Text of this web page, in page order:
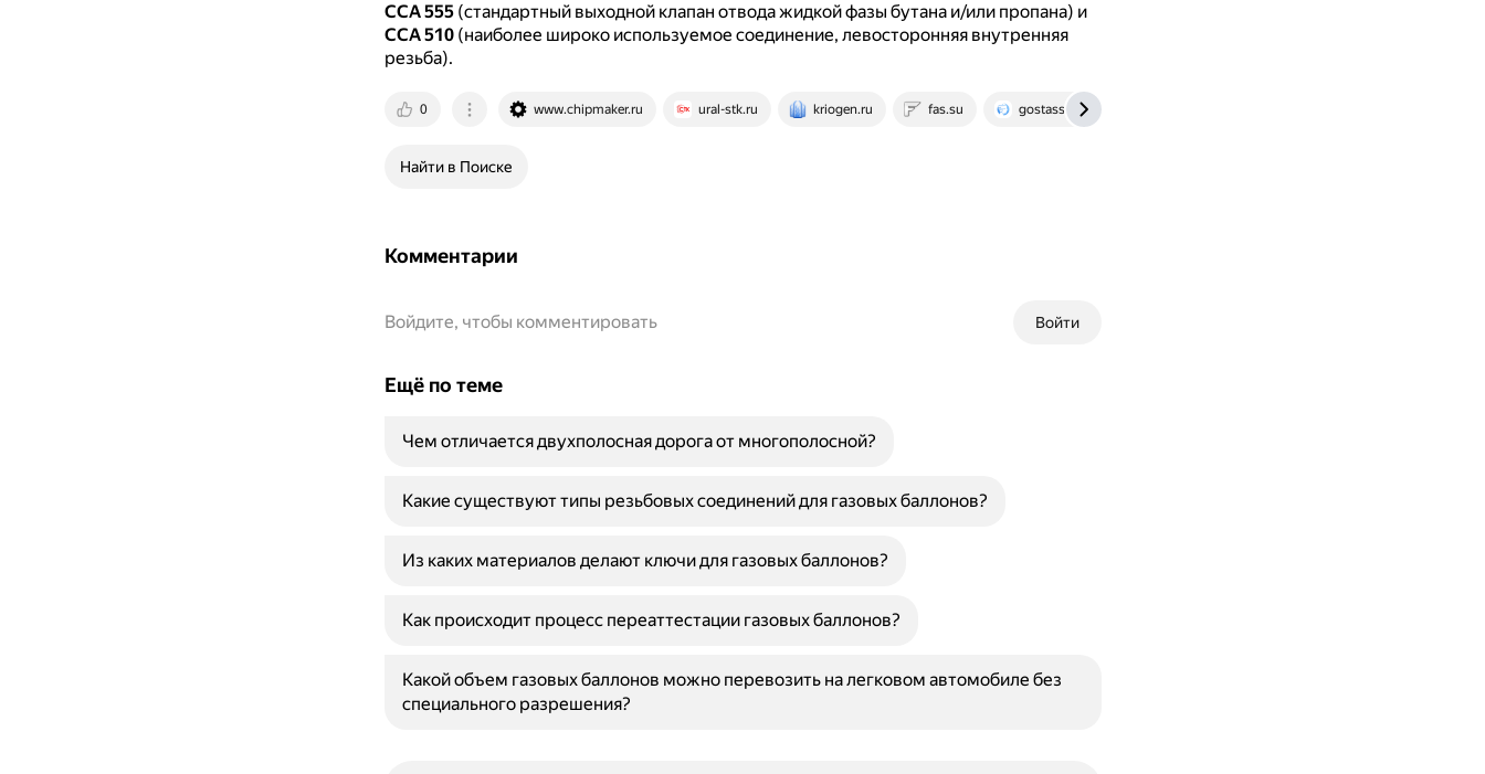
ССА 555(стандартный выходной клапан отвода жидкой фазы бутана и/или пропана) и
ССА 510(наиболее широко используемое соединение, левосторонняя внутренняя
резьба).
0 www.chipmaker.ru ural-stk.ru kriogen.ru fas.su gostassistent.ru
Найти в Поиске
Комментарии
Войти
Войдите, чтобы комментировать
Ещё по теме
Чем отличается двухполосная дорога от многополосной?
Какие существуют типы резьбовых соединений для газовых баллонов?
Из каких материалов делают ключи для газовых баллонов?
Как происходит процесс переаттестации газовых баллонов?
Какой объем газовых баллонов можно перевозить на легковом автомобиле без
специального разрешения?